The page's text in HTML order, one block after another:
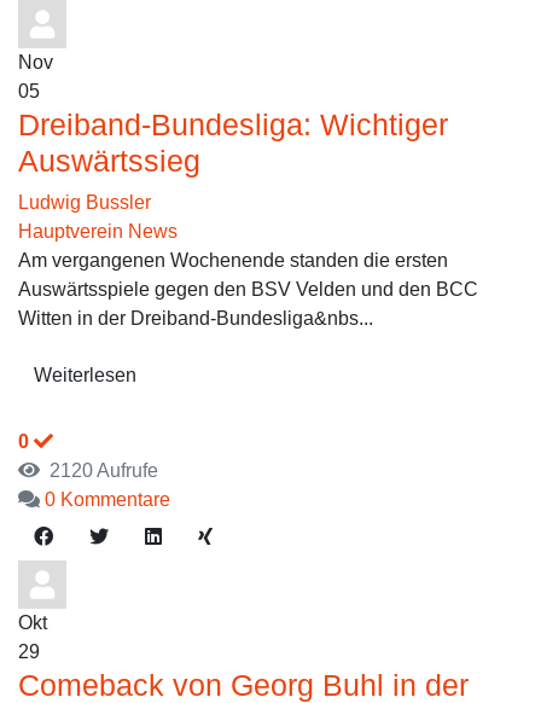
Nov
05
Dreiband-Bundesliga: Wichtiger
Auswärtssieg
Ludwig Bussler
Hauptverein News
Am vergangenen Wochenende standen die ersten
Auswärtsspiele gegen den BSV Velden und den BCC
Witten in der Dreiband-Bundesliga&nbs...
Weiterlesen
0
2120 Aufrufe
0 Kommentare
Okt
29
Comeback von Georg Buhl in der